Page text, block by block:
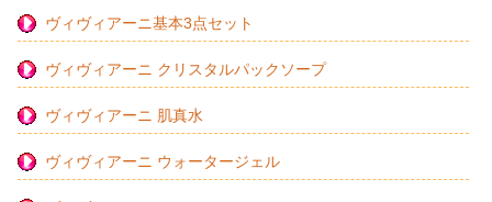
ヴィヴィアーニ基本3点セット
ヴィヴィアーニ クリスタルパックソープ
ヴィヴィアーニ 肌真水
ヴィヴィアーニ ウォータージェル